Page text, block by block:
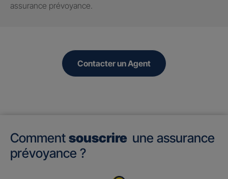
assurance prévoyance.
Contacter un Agent
Comment souscrire une assurance
prévoyance ?